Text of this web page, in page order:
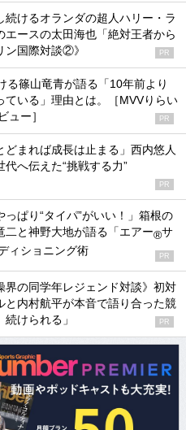
続けるオランダの超人ハリー・ラ
エースの太田海也「絶対王者から
ン国際対談②》
PR
る篠山竜青が語る「10年前より
ている」理由とは。［MVVりらい
ュー］
PR
どまれば成長は止まる」西内悠人
へ伝えた“挑戦する力”
PR
っぱり“タイパ”がいい！」箱根の
二と神野大地が語る「エアー®サ
ィショニング術 PR
界の同学年レジェンド対談》初対
と内村航平が本音で語り合った競
けられる」
PR